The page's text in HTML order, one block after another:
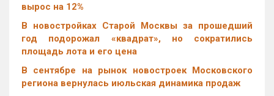
вырос на 12%
В новостройках Старой Москвы за прошедший
год подорожал «квадрат», но сократились
площадь лота и его цена
В сентябре на рынок новостроек Московского
региона вернулась июльская динамика продаж